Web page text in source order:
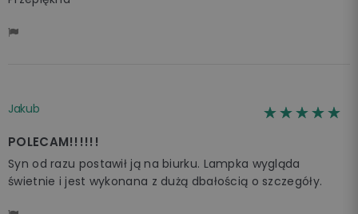
Jakub ☆☆☆☆☆
★★★★★
POLECAM!!!!!!
Syn od razu postawił ją na biurku. Lampka wygląda
świetnie i jest wykonana z dużą dbałością o szczegóły.